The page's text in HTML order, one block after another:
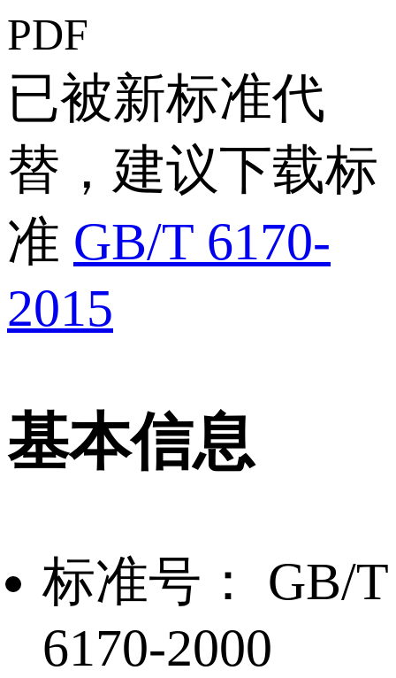
PDF
已被新标准代
替，建议下载标
准 GB/T 6170-
2015
基本信息
标准号：
GB/T
6170-2000